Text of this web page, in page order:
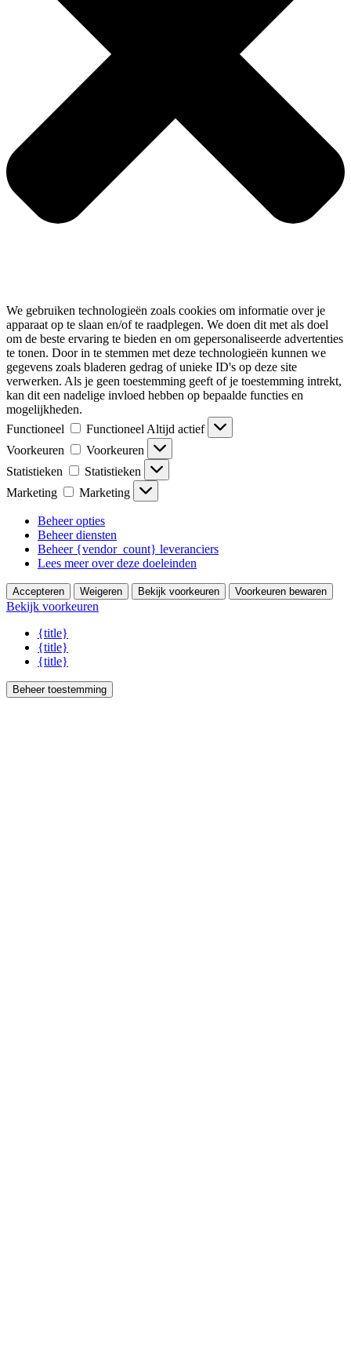
We gebruiken technologieën zoals cookies om informatie over je
apparaat op te slaan en/of te raadplegen. We doen dit met als doel
om de beste ervaring te bieden en om gepersonaliseerde advertenties
te tonen. Door in te stemmen met deze technologieën kunnen we
gegevens zoals bladeren gedrag of unieke ID's op deze site
verwerken. Als je geen toestemming geeft of je toestemming intrekt,
kan dit een nadelige invloed hebben op bepaalde functies en
mogelijkheden.
Functioneel
FunctioneelAltijd actief
Voorkeuren
Voorkeuren
Statistieken
Statistieken
Marketing
Marketing
Beheer opties
Beheer diensten
Beheer {vendor_count} leveranciers
Lees meer over deze doeleinden
Accepteren Weigeren Bekijk voorkeuren Voorkeuren bewaren
Bekijk voorkeuren
{title}
{title}
{title}
Beheer toestemming